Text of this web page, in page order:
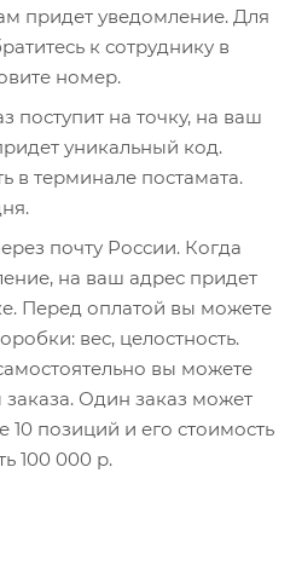
придет уведомление. Для
к сотруднику в
номер.
поступит на точку, на ваш
уникальный код.
в терминале постамата.
почту России. Когда
на ваш адрес придет
Перед оплатой вы можете
вес, целостность.
вы можете
заказа. Один заказ может
10 позиций и его стоимость
100 000 р.